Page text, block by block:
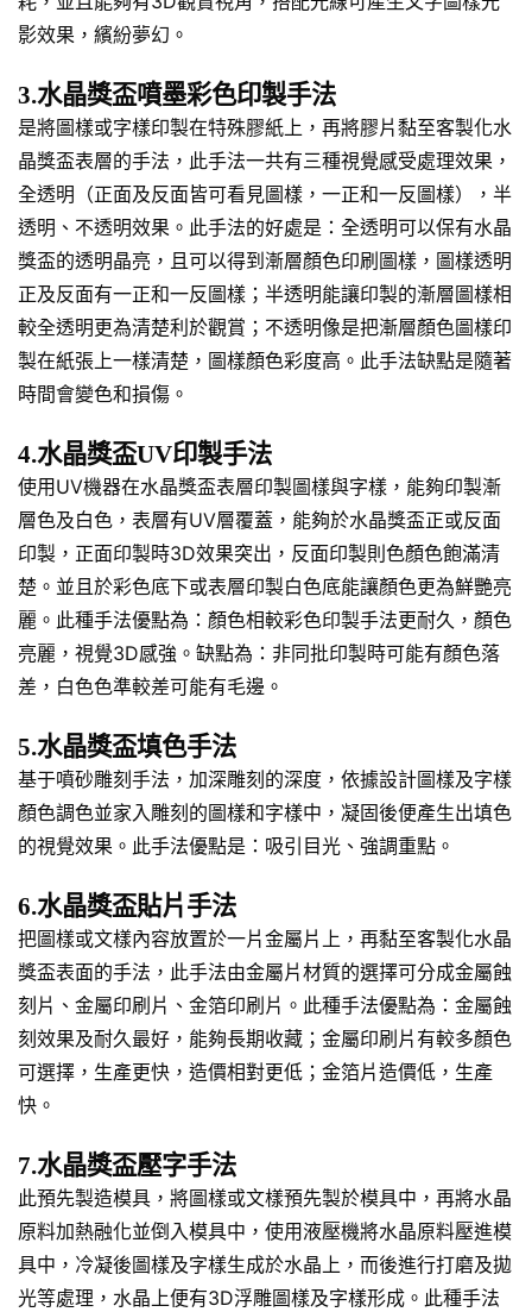
影效果，繽紛夢幻。
3.水晶獎盃噴墨彩色印製手法
是將圖樣或字樣印製在特殊膠紙上，再將膠片黏至客製化水
晶獎盃表層的手法，此手法一共有三種視覺感受處理效果，
全透明（正面及反面皆可看見圖樣，一正和一反圖樣），半
透明、不透明效果。此手法的好處是：全透明可以保有水晶
獎盃的透明晶亮，且可以得到漸層顏色印刷圖樣，圖樣透明
正及反面有一正和一反圖樣；半透明能讓印製的漸層圖樣相
較全透明更為清楚利於觀賞；不透明像是把漸層顏色圖樣印
製在紙張上一樣清楚，圖樣顏色彩度高。此手法缺點是隨著
時間會變色和損傷。
4.水晶獎盃UV印製手法
使用UV機器在水晶獎盃表層印製圖樣與字樣，能夠印製漸
層色及白色，表層有UV層覆蓋，能夠於水晶獎盃正或反面
印製，正面印製時3D效果突出，反面印製則色顏色飽滿清
楚。並且於彩色底下或表層印製白色底能讓顏色更為鮮艷亮
麗。此種手法優點為：顏色相較彩色印製手法更耐久，顏色
亮麗，視覺3D感強。缺點為：非同批印製時可能有顏色落
差，白色色準較差可能有毛邊。
5.水晶獎盃填色手法
基于噴砂雕刻手法，加深雕刻的深度，依據設計圖樣及字樣
顏色調色並家入雕刻的圖樣和字樣中，凝固後便產生出填色
的視覺效果。此手法優點是：吸引目光、強調重點。
6.水晶獎盃貼片手法
把圖樣或文樣內容放置於一片金屬片上，再黏至客製化水晶
獎盃表面的手法，此手法由金屬片材質的選擇可分成金屬蝕
刻片、金屬印刷片、金箔印刷片。此種手法優點為：金屬蝕
刻效果及耐久最好，能夠長期收藏；金屬印刷片有較多顏色
可選擇，生產更快，造價相對更低；金箔片造價低，生產
快。
7.水晶獎盃壓字手法
此預先製造模具，將圖樣或文樣預先製於模具中，再將水晶
原料加熱融化並倒入模具中，使用液壓機將水晶原料壓進模
具中，冷凝後圖樣及字樣生成於水晶上，而後進行打磨及拋
光等處理，水晶上便有3D浮雕圖樣及字樣形成。此種手法